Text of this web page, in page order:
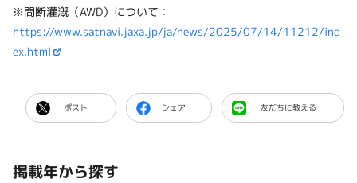
※間断灌漑（AWD）について：
https://www.satnavi.jaxa.jp/ja/news/2025/07/14/11212/ind
ex.html
ポスト シェア 友だちに教える
掲載年から探す